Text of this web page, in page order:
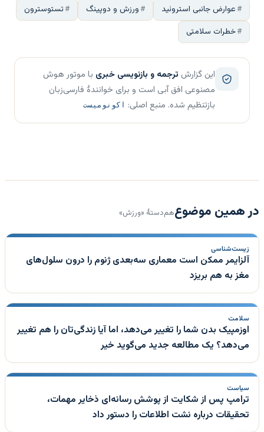
عوارض جانبی استروئید
ورزش و دوپینگ
تستوسترون
خطرات سلامتی
این گزارش ترجمه و بازنویسی خبری با موتور هوش
مصنوعی افق آبی است و برای خوانندهٔ فارسی‌زبان
بازتنظیم شده. منبع اصلی: اکونومیست
در همین موضوعهم‌دستهٔ «ورزش»
زیست‌شناسی
آلزایمر ممکن است معماری سه‌بعدی ژنوم را درون سلول‌های
مغز به هم بریزد
سلامت
اوزمپیک بدن شما را تغییر می‌دهد، اما آیا زندگی‌تان را هم تغییر
می‌دهد؟ یک مطالعه جدید می‌گوید خیر
سیاست
ترامپ پس از شکایت از پوشش رسانه‌ای ذخایر مهمات،
تحقیقات درباره نشت اطلاعات را دستور داد